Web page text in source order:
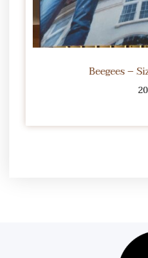
Beegees –